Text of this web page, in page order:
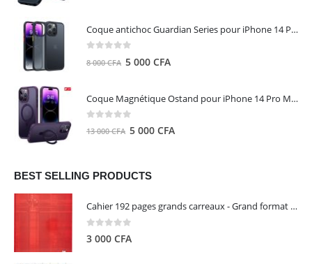
500 CFA.
Coque antichoc Guardian Series pour iPhone 14 Pro Max - TORRAS
8 000CFA Le
était :
000 CFA.
5 000 CFA
000 CFA.
Coque Magnétique Ostand pour iPhone 14 Pro Max - Violet Foncé - TORRAS
13 000CFA Le
était :
000 CFA.
5 000 CFA
000 CFA.
BEST SELLING PRODUCTS
Cahier 192 pages grands carreaux - Grand format - Brochure dos toilé - 24x32 cm - Papier blanc 90 g - Couverture carte pelliculée couleur aléatoire - Clairefontaine
3 000 CFA